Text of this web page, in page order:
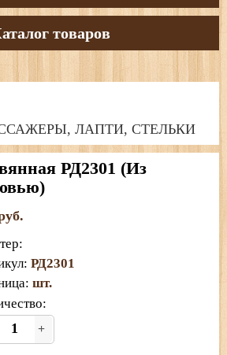
товаров
ЛАПТИ, СТЕЛЬКИ
РД2301 (Из
:
: РД2301
: шт.
+